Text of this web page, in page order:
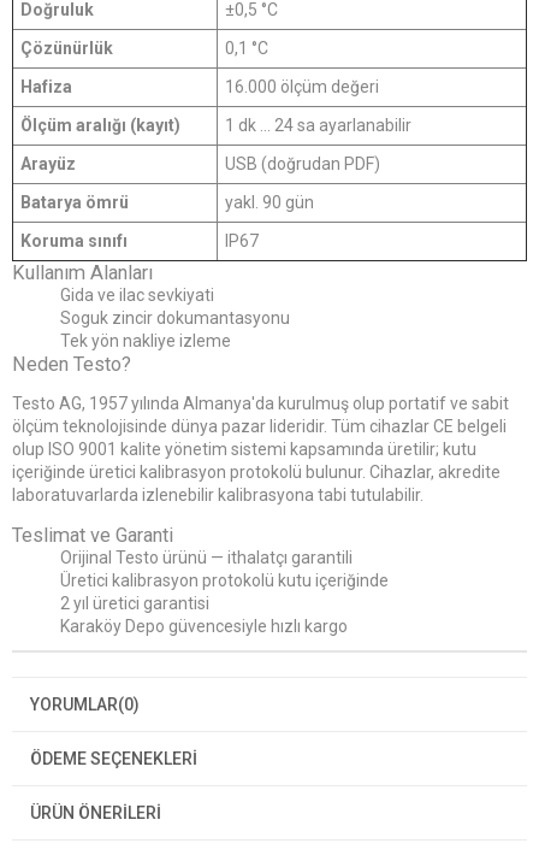
Doğruluk
±0,5 °C
Çözünürlük
0,1 °C
Hafiza
16.000 ölçüm değeri
Ölçüm aralığı (kayıt)
1 dk ... 24 sa ayarlanabilir
Arayüz
USB (doğrudan PDF)
Batarya ömrü
yakl. 90 gün
Koruma sınıfı
IP67
Kullanım Alanları
Gida ve ilac sevkiyati
Soguk zincir dokumantasyonu
Tek yön nakliye izleme
Neden Testo?
Testo AG, 1957 yılında Almanya'da kurulmuş olup portatif ve sabit
ölçüm teknolojisinde dünya pazar lideridir. Tüm cihazlar CE belgeli
olup ISO 9001 kalite yönetim sistemi kapsamında üretilir; kutu
içeriğinde üretici kalibrasyon protokolü bulunur. Cihazlar, akredite
laboratuvarlarda izlenebilir kalibrasyona tabi tutulabilir.
Teslimat ve Garanti
Orijinal Testo ürünü — ithalatçı garantili
Üretici kalibrasyon protokolü kutu içeriğinde
2 yıl üretici garantisi
Karaköy Depo güvencesiyle hızlı kargo
YORUMLAR(0)
ÖDEME SEÇENEKLERI
ÜRÜN ÖNERILERI